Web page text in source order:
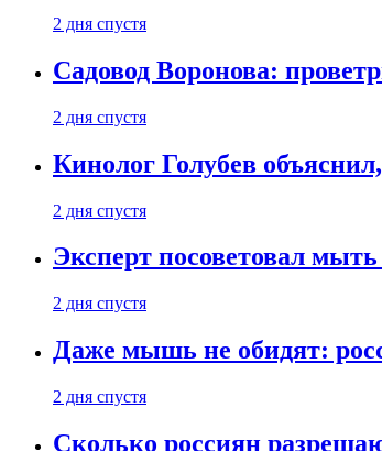
2 дня спустя
Садовод Воронова:
2 дня спустя
Кинолог Голубев
2 дня спустя
Эксперт посоветовал
2 дня спустя
Даже мышь не обидят:
2 дня спустя
Сколько россиян